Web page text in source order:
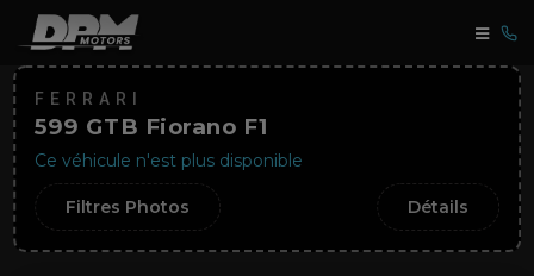
FERRARI
599 GTB Fiorano F1
Ce véhicule n'est plus disponible
Filtres Photos Détails